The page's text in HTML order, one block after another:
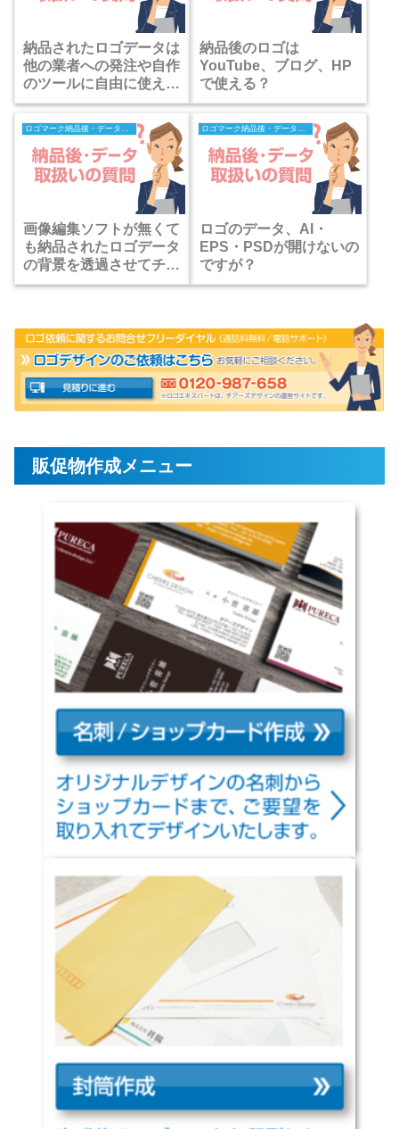
納品されたロゴデータは
他の業者への発注や自作
のツールに自由に使え
る？
納品後のロゴは
YouTube、ブログ、HP
で使える？
ロゴマーク納品後・データの取扱いの質問
画像編集ソフトが無くて
も納品されたロゴデータ
の背景を透過させてチラ
シやWEBで綺麗に使う
ロゴマーク納品後・データの取扱いの質問
ロゴのデータ、AI・
EPS・PSDが開けないの
ですが？
販促物作成メニュー